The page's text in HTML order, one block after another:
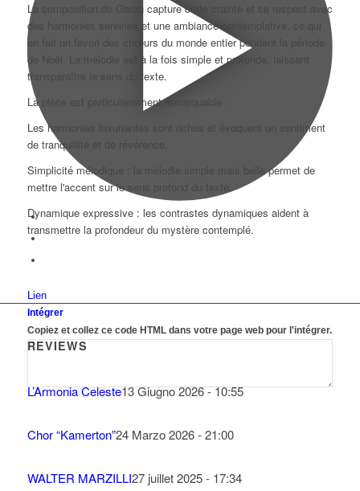
Lien
Intégrer
Copiez et collez ce code HTML dans votre page web pour l'intégrer.
La composition de Garau capture cette crainte et ce respect avec
des harmonies sereines et une ambiance contemplative, ce qui
en fait un favori des chœurs du monde entier pendant la période
de Noël. La mélodie est à la fois simple et profonde, laissant
transparaître le sens du texte.
La pièce est particulièrement remarquable :
Les harmonies luxuriantes sont riches et évoquent un sentiment
de tranquillité et de révérence.
Simplicité mélodique : la mélodie simple mais belle permet de
mettre l'accent sur le sens profond du texte.
Dynamique expressive : les contrastes dynamiques aident à
transmettre la profondeur du mystère contemplé.
REVIEWS
L’Armonia Celeste13 Giugno 2026 - 10:55
Chor “Kamerton”24 Marzo 2026 - 21:00
WALTER MARZILLI27 juillet 2025 - 17:34